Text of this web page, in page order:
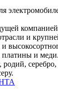
и
и
родий,